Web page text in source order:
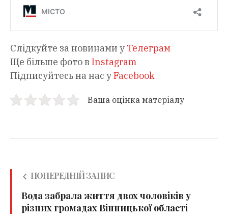
Слідкуйте за новинами у Телеграм
Ще більше фото в Instagram
Підписуйтесь на нас уFacebook
Ваша оцінка матеріалу
ПОПЕРЕДНІЙ ЗАПИС
Вода забрала життя двох чоловіків у
різних громадах Вінницької області